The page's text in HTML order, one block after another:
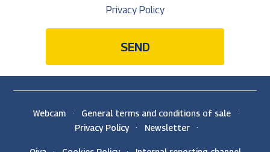
Privacy Policy
Webcam
General terms and conditions of sale
Privacy Policy
Newsletter